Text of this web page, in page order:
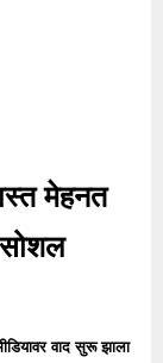
मेहनत
वाद सुरू झाला